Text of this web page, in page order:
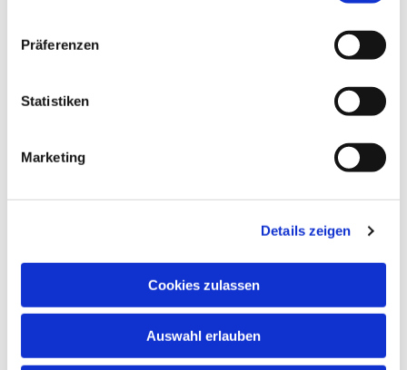
Präferenzen
Statistiken
Marketing
Details zeigen
Cookies zulassen
Auswahl erlauben